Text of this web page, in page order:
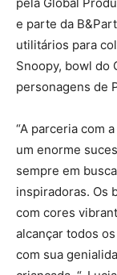
e parte da
utilitários para
Snoopy, bowl do
personagens de
“A parceria com
um enorme
sempre em
inspiradoras. Os
com cores
alcançar todos
com sua